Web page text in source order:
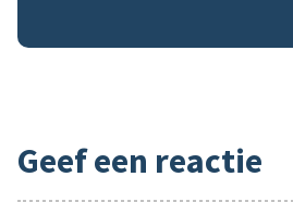
Geef een reactie